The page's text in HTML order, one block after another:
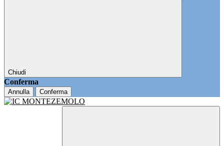
Chiudi
Conferma
Annulla Conferma